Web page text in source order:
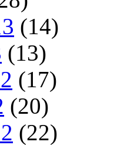
(14)
(13)
(17)
(20)
(22)